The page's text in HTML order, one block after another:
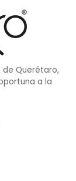
de Querétaro,
a la